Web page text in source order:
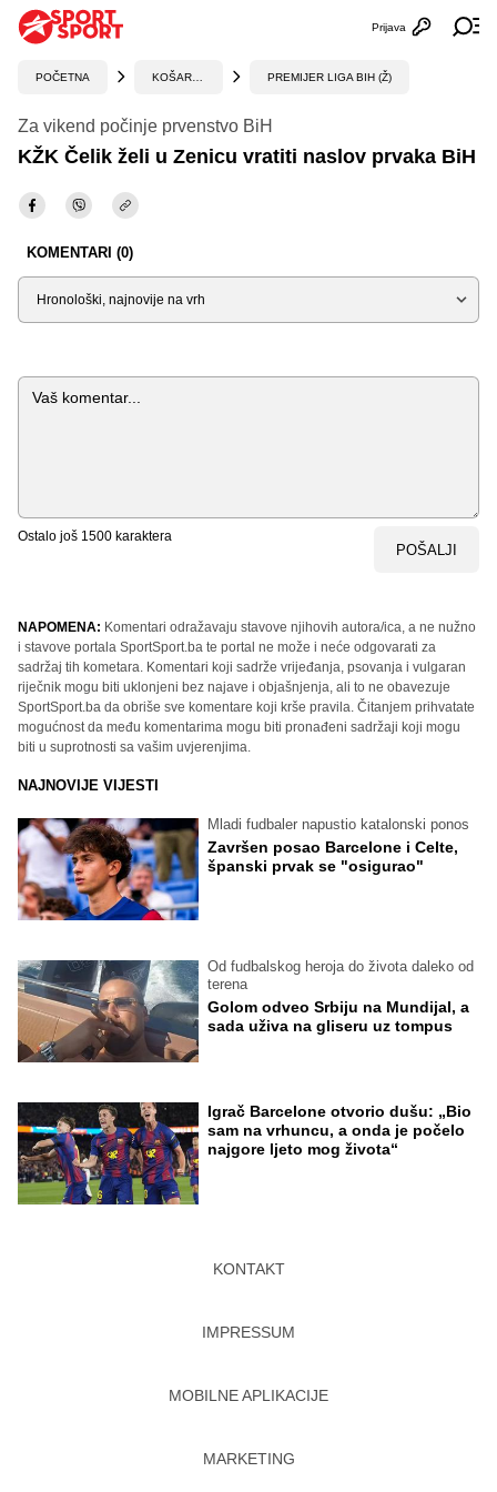
Otvori
Prijava
POČETNA PREMIJER LIGA BIH (Ž)
Za vikend počinje prvenstvo BiH
KŽK Čelik želi u Zenicu vratiti naslov prvaka BiH
KOMENTARI (0)
Sortiraj
Komentar
Ostalo još 1500 karaktera
POŠALJI
NAPOMENA: Komentari odražavaju stavove njihovih autora/ica, a ne nužno
i stavove portala SportSport.ba te portal ne može i neće odgovarati za
sadržaj tih kometara. Komentari koji sadrže vrijeđanja, psovanja i vulgaran
riječnik mogu biti uklonjeni bez najave i objašnjenja, ali to ne obavezuje
SportSport.ba da obriše sve komentare koji krše pravila. Čitanjem prihvatate
mogućnost da među komentarima mogu biti pronađeni sadržaji koji mogu
biti u suprotnosti sa vašim uvjerenjima.
NAJNOVIJE VIJESTI
Mladi fudbaler napustio katalonski ponos
Završen posao Barcelone i Celte,
španski prvak se "osigurao"
Od fudbalskog heroja do života daleko od
terena
Golom odveo Srbiju na Mundijal, a
sada uživa na gliseru uz tompus
Igrač Barcelone otvorio dušu: „Bio
sam na vrhuncu, a onda je počelo
najgore ljeto mog života“
KONTAKT
IMPRESSUM
MOBILNE APLIKACIJE
MARKETING